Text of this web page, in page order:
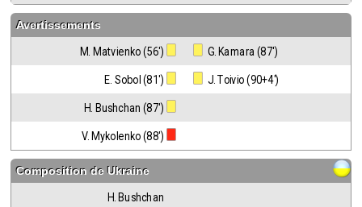
Avertissements
M. Matvienko (56') G. Kamara (87')
E. Sobol (81') J. Toivio (90+4')
H. Bushchan (87')
V. Mykolenko (88')
Composition deUkraine
H. Bushchan